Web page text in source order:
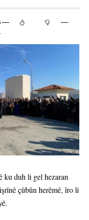
ku duh li gel hezaran
çûbûn herêmê, îro li